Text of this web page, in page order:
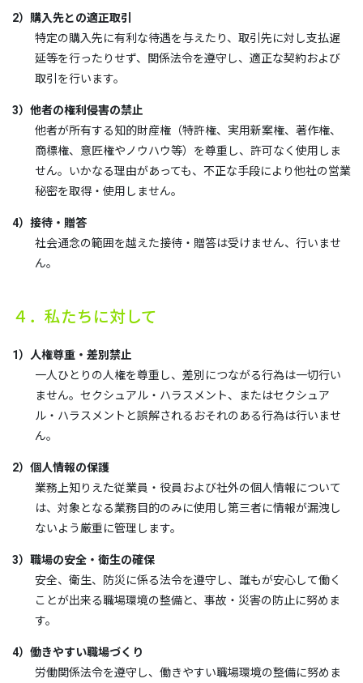
2）購入先との適正取引
特定の購入先に有利な待遇を与えたり、取引先に対し支払遅
延等を行ったりせず、関係法令を遵守し、適正な契約および
取引を行います。
3）他者の権利侵害の禁止
他者が所有する知的財産権（特許権、実用新案権、著作権、
商標権、意匠権やノウハウ等）を尊重し、許可なく使用しま
せん。いかなる理由があっても、不正な手段により他社の営業
秘密を取得・使用しません。
4）接待・贈答
社会通念の範囲を越えた接待・贈答は受けません、行いませ
ん。
４．私たちに対して
1）人権尊重・差別禁止
一人ひとりの人権を尊重し、差別につながる行為は一切行い
ません。セクシュアル・ハラスメント、またはセクシュア
ル・ハラスメントと誤解されるおそれのある行為は行いませ
ん。
2）個人情報の保護
業務上知りえた従業員・役員および社外の個人情報について
は、対象となる業務目的のみに使用し第三者に情報が漏洩し
ないよう厳重に管理します。
3）職場の安全・衛生の確保
安全、衛生、防災に係る法令を遵守し、誰もが安心して働く
ことが出来る職場環境の整備と、事故・災害の防止に努めま
す。
4）働きやすい職場づくり
労働関係法令を遵守し、働きやすい職場環境の整備に努めま